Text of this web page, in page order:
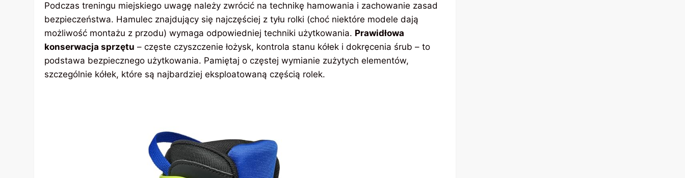
Podczas treningu miejskiego uwagę należy zwrócić na technikę hamowania i zachowanie zasad
bezpieczeństwa. Hamulec znajdujący się najczęściej z tyłu rolki (choć niektóre modele dają
możliwość montażu z przodu) wymaga odpowiedniej techniki użytkowania. Prawidłowa
konserwacja sprzętu – częste czyszczenie łożysk, kontrola stanu kółek i dokręcenia śrub – to
podstawa bezpiecznego użytkowania. Pamiętaj o częstej wymianie zużytych elementów,
szczególnie kółek, które są najbardziej eksploatowaną częścią rolek.